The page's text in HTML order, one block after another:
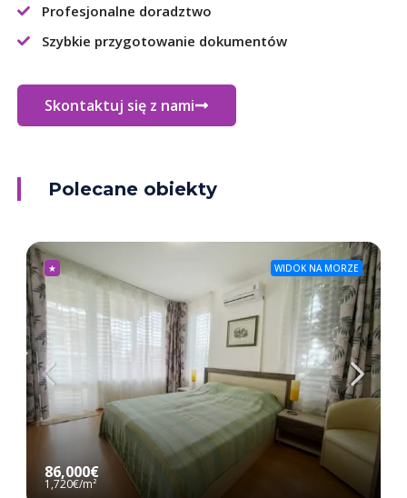
Profesjonalne doradztwo
Szybkie przygotowanie dokumentów
Skontaktuj się z nami
Polecane obiekty
★ WIDOK NA MORZE
86,000€
1,720€/m²